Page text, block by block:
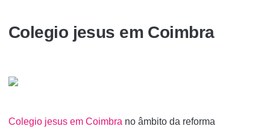
Colegio jesus em Coimbra
Colegio jesus em Coimbra no âmbito da reforma